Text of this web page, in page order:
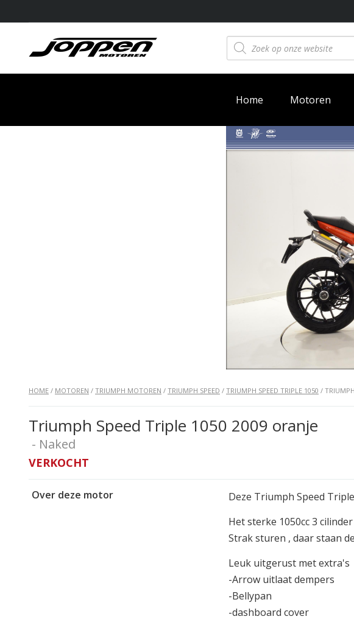
Producten
zoeken
Home Motoren
HOME / MOTOREN / TRIUMPH MOTOREN / TRIUMPH SPEED / TRIUMPH SPEED TRIPLE 1050 /
Triumph Speed Triple 1050 2009 oranje
- Naked
VERKOCHT
Over deze motor
Deze Triumph Speed
Het sterke 1050cc 3
Strak sturen , daar staan
Leuk uitgerust met extra's
-Arrow uitlaat dempers
-Bellypan
-dashboard cover